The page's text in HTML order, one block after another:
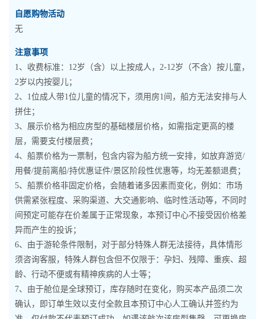
自愿购物活动
无
注意事项
1、收费标准：12岁（含）以上按成人，2-12岁（不含）按儿童，
2岁以内按婴儿；
2、1位成人带1位儿童的情况下，须用房1间，船方无法安排与人
拼住；
3、展示价格为相应房型的基础楼层价格，如需指定更高的楼
层，需要支付楼层费；
4、船票价格为一票制，包含内容为船方统一安排，如放弃游览/
用餐/提前离船/持优惠证件/景区阶段性优惠等，均无差额退费；
5、船票价格非固定价格，会随着诸多因素而变化，例如：市场
供需紧张程度、采购渠道、大交通影响、临时性活动等，不同时
间预定可能存在价差属于正常现象，本预订中心不接受因价格差
异而产生的投诉；
6、由于游轮条件限制，对于部分特殊人群无法接待，具体情形
须咨询客服，特殊人群包含但不仅限于：孕妇、残障、重疾、超
龄、行动不便或有精神疾病的人士等；
7、由于舱位是全球预订，库存随时在变化，购买本产品须二次
确认，即订单生效以支付全款且本预订中心人工确认并签约为